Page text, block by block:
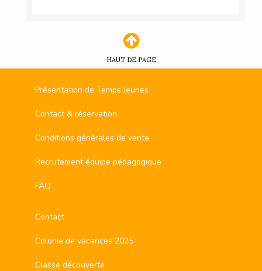
HAUT DE PAGE
Présentation de Temps Jeunes
Contact & réservation
Conditions générales de vente
Recrutement équipe pédagogique
FAQ
Contact
Colonie de vacances 2025
Classe découverte